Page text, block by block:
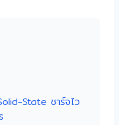
State ชาร์จไว